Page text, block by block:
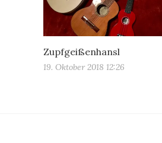
Zupfgeißenhansl
19. Oktober 2018 12:26